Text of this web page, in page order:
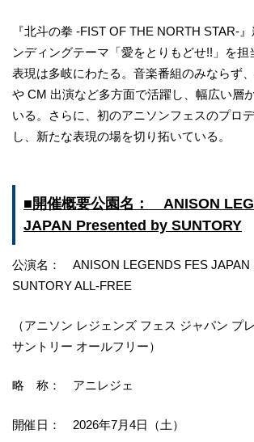
『北斗の拳 -FIST OF THE NORTH STAR-
ンディングテーマ「愛をとりもどせ!!」を
表現は多岐にわたる。音楽番組のみならず
や CM 出演など多方面で活躍し、幅広い層
いる。さらに、初のアニソンフェスのプロ
し、新たな表現の場を切り拓いている。
■開催概要公園名： ANISON
JAPAN Presented by SUNTORY
公演名： ANISON LEGENDS FES JAPAN
SUNTORY ALL-FREE
（アニソン レジェンズ フェス ジャパン プ
サントリー オールフリー）
略 称： アニレジェ
開催日： 2026年7月4日（土）